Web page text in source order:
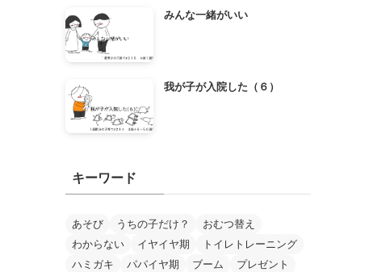
みんな一緒がいい
我が子が入院した（６）
キーワード
あそび うちの子だけ？
おむつ替え
わからない
イヤイヤ期
トイレトレーニング
ハミガキ
パパイヤ期 ブーム
プレゼント